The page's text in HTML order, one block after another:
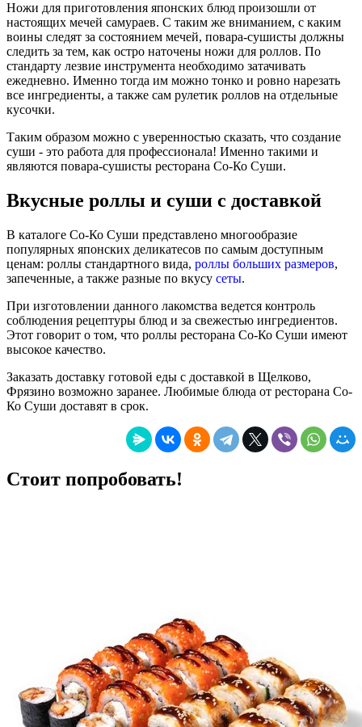
Ножи для приготовления японских блюд произошли от
настоящих мечей самураев. С таким же вниманием, с каким
воины следят за состоянием мечей, повара-сушисты должны
следить за тем, как остро наточены ножи для роллов. По
стандарту лезвие инструмента необходимо затачивать
ежедневно. Именно тогда им можно тонко и ровно нарезать
все ингредиенты, а также сам рулетик роллов на отдельные
кусочки.
Таким образом можно с уверенностью сказать, что создание
суши - это работа для профессионала! Именно такими и
являются повара-сушисты ресторана Со-Ко Суши.
Вкусные роллы и суши с доставкой
В каталоге Со-Ко Суши представлено многообразие
популярных японских деликатесов по самым доступным
ценам: роллы стандартного вида, роллы больших размеров,
запеченные, а также разные по вкусу сеты.
При изготовлении данного лакомства ведется контроль
соблюдения рецептуры блюд и за свежестью ингредиентов.
Этот говорит о том, что роллы ресторана Со-Ко Суши имеют
высокое качество.
Заказать доставку готовой еды с доставкой в Щелково,
Фрязино возможно заранее. Любимые блюда от ресторана Со-
Ко Суши доставят в срок.
Стоит попробовать!